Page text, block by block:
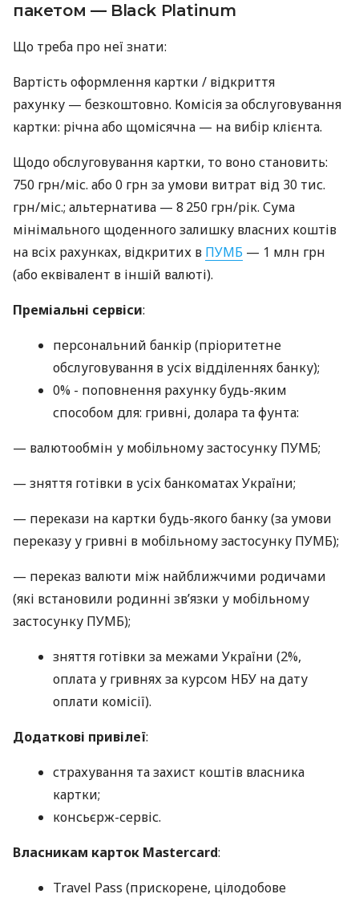
пакетом — Black Platinum
Що треба про неї знати:
Вартість оформлення картки / відкриття
рахунку — безкоштовно. Комісія за обслуговування
картки: річна або щомісячна — на вибір клієнта.
Щодо обслуговування картки, то воно становить:
750 грн/міс. або 0 грн за умови витрат від 30 тис.
грн/міс.; альтернатива — 8 250 грн/рік. Сума
мінімального щоденного залишку власних коштів
на всіх рахунках, відкритих в ПУМБ — 1 млн грн
(або еквівалент в іншій валюті).
Преміальні сервіси:
персональний банкір (пріоритетне
обслуговування в усіх відділеннях банку);
0% - поповнення рахунку будь-яким
способом для: гривні, долара та фунта:
— валютообмін у мобільному застосунку ПУМБ;
— зняття готівки в усіх банкоматах України;
— перекази на картки будь-якого банку (за умови
переказу у гривні в мобільному застосунку ПУМБ);
— переказ валюти між найближчими родичами
(які встановили родинні зв’язки у мобільному
застосунку ПУМБ);
зняття готівки за межами України (2%,
оплата у гривнях за курсом НБУ на дату
оплати комісії).
Додаткові привілеї:
страхування та захист коштів власника
картки;
консьєрж-сервіс.
Власникам карток Mastercard:
Travel Pass (прискорене, цілодобове